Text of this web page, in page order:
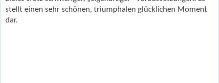
stellt einen sehr schönen, triumphalen glücklichen Moment
dar.